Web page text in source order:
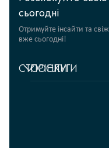
сьогодні
Отримуйте інсайти та
вже сьогодні!
СТОРІНКИ
Головна
ПОСЛУГИ
Управління